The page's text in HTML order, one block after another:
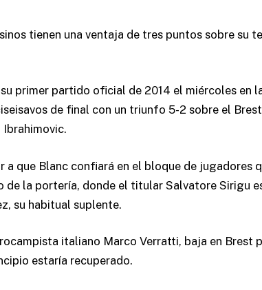
tienen una ventaja de tres puntos sobre su
primer partido oficial de 2014 el miércoles en
de final con un triunfo 5-2 sobre el Brest
Ibrahimovic.
a que Blanc confiará en el bloque de jugadores
de la portería, donde el titular Salvatore Sirigu
su habitual suplente.
italiano Marco Verratti, baja en Brest
estaría recuperado.